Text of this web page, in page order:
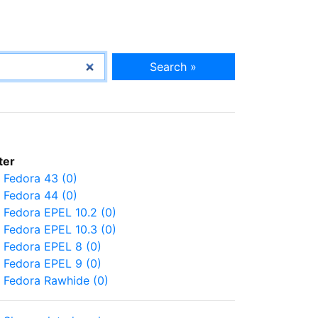
Search »
Fedora 43 (0)
Fedora 44 (0)
Fedora EPEL 10.2 (0)
Fedora EPEL 10.3 (0)
Fedora EPEL 8 (0)
Fedora EPEL 9 (0)
Fedora Rawhide (0)